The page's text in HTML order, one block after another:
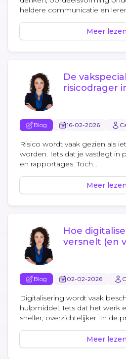
heldere communicatie en
Meer lezen
De
risicodrager
Blog 16-02-2026
Risico wordt vaak gezien als
worden. Iets dat je vastlegt in
en rapportages. Toch...
Meer lezen
Hoe
versnelt (en
Blog 02-02-2026
Digitalisering wordt vaak
hulpmiddel. Iets dat het werk
sneller, overzichtelijker. In de
Meer lezen